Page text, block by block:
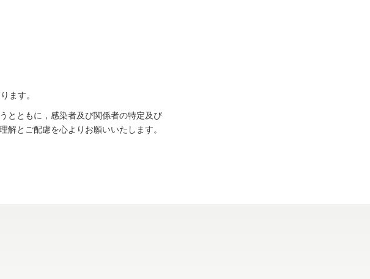
ます。
とともに，感染者及び関係者の特定及び
とご配慮を心よりお願いいたします。